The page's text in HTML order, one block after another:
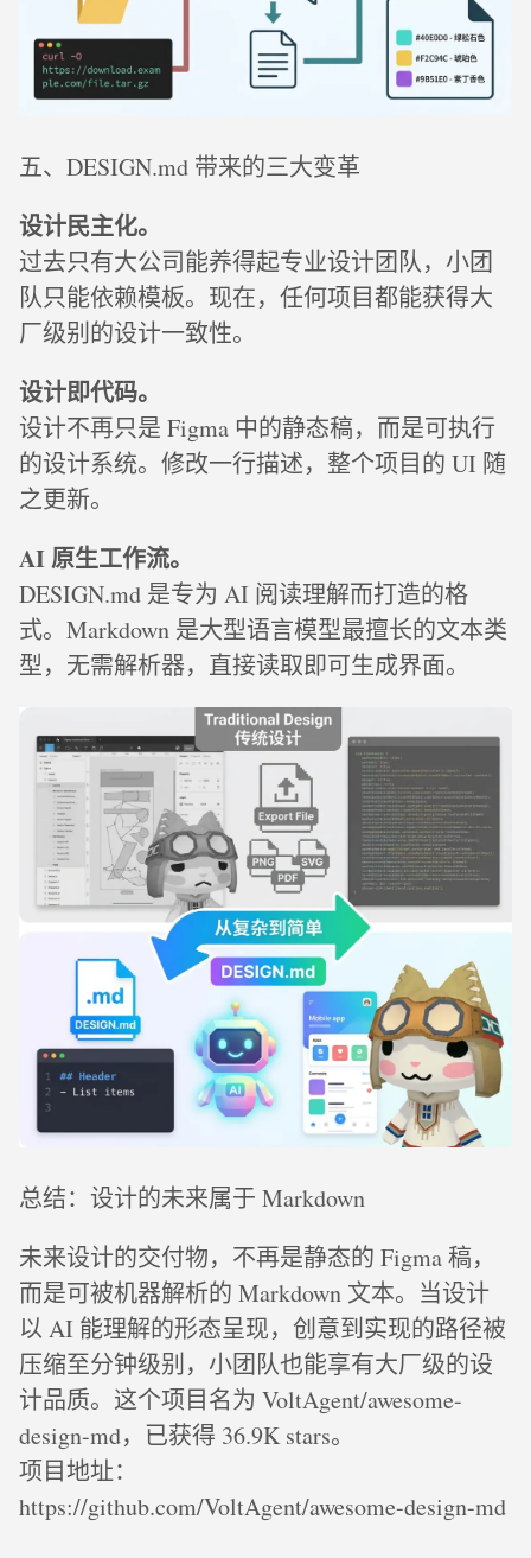
五、DESIGN.md 带来的三大变革
设计民主化。
过去只有大公司能养得起专业设计团队，小团
队只能依赖模板。现在，任何项目都能获得大
厂级别的设计一致性。
设计即代码。
设计不再只是 Figma 中的静态稿，而是可执行
的设计系统。修改一行描述，整个项目的 UI 随
之更新。
AI 原生工作流。
DESIGN.md 是专为 AI 阅读理解而打造的格
式。Markdown 是大型语言模型最擅长的文本类
型，无需解析器，直接读取即可生成界面。
总结：设计的未来属于 Markdown
未来设计的交付物，不再是静态的 Figma 稿，
而是可被机器解析的 Markdown 文本。当设计
以 AI 能理解的形态呈现，创意到实现的路径被
压缩至分钟级别，小团队也能享有大厂级的设
计品质。这个项目名为 VoltAgent/awesome-
design-md，已获得 36.9K stars。
项目地址：
https://github.com/VoltAgent/awesome-design-md